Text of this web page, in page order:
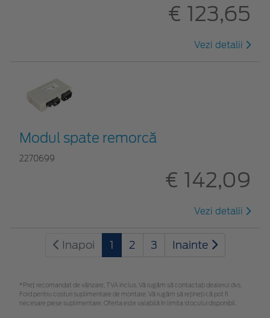
€ 123,65
Vezi detalii
Modul spate remorcă
2270699
€ 142,09
Vezi detalii
Inapoi 1 2 3 Inainte
*Preţ recomandat de vânzare, TVA inclus. Vă rugăm să contactaţi dealerul dvs.
Ford pentru costuri suplimentare de montare. Vă rugăm să rețineți că pot fi
necesare piese suplimentare. Oferta este valabilă în limita stocului disponibil.